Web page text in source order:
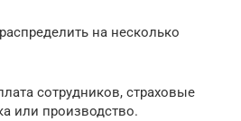
на несколько
сотрудников, страховые
или производство.